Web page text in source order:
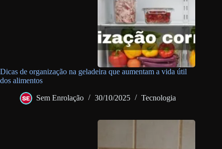
Dicas de organização na geladeira que aumentam a vida útil
dos alimentos
Sem Enrolação 30/10/2025 Tecnologia